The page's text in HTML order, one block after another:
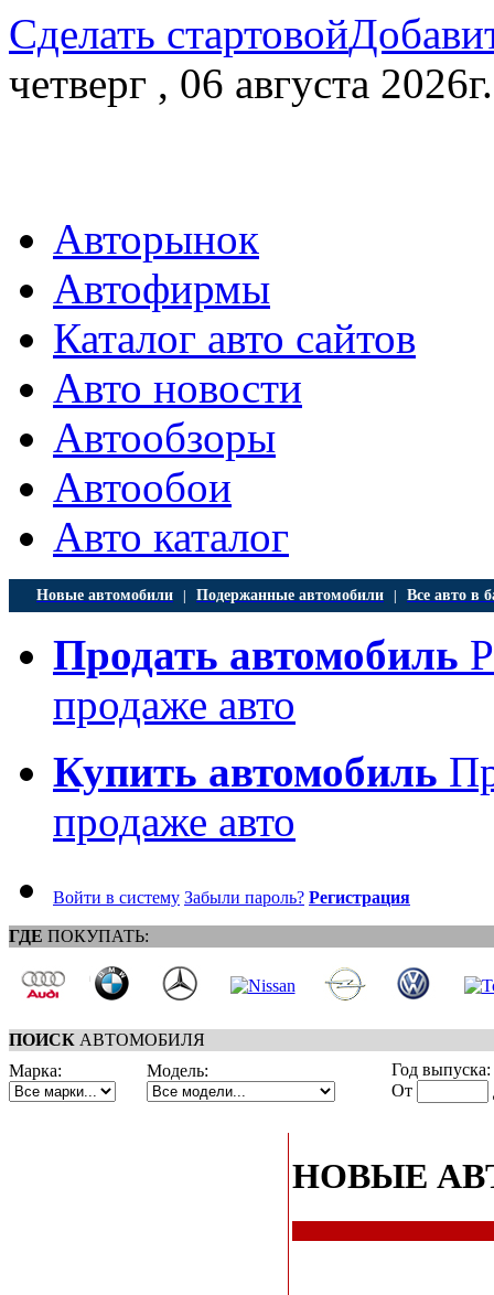
Сделать стартовой
четверг , 06 августа 2026г.
Авторынок
Автофирмы
Каталог авто сайтов
Авто новости
Автообзоры
Автообои
Авто каталог
Новые автомобили Подержанные автомобили Все авто в
Продать автомобиль
продаже авто
Купить автомобиль
продаже авто
Войти в систему Забыли пароль? Регистрация
ГДЕ ПОКУПАТЬ:
ПОИСК АВТОМОБИЛЯ
Марка:
Модель:
Год выпуска:
От
НОВЫЕ